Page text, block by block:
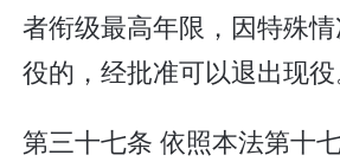
者衔级最高年限，因特殊
役的，经批准可以退出现役
第三十七条 依照本法第十